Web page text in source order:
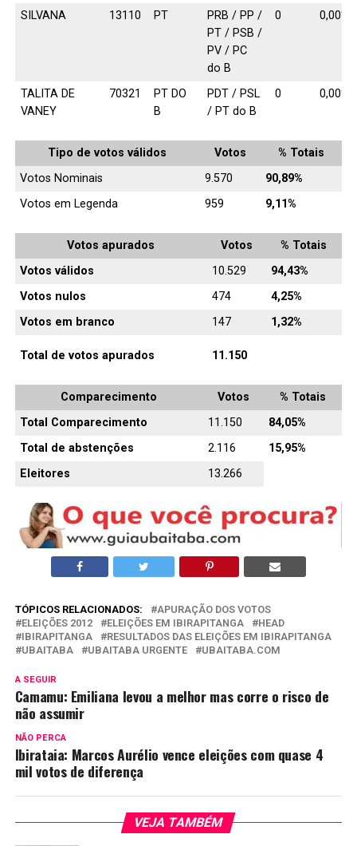
SILVANA 13110 PT
PRB / PP /
PT / PSB /
PV / PC
do B
0 0,00%
TALITA DE
VANEY
70321
PT DO
B
PDT / PSL
/ PT do B
0 0,00%
Tipo de votos válidos Votos
% Totais
Votos Nominais
9.570
90,89%
Votos em Legenda
959 9,11%
Votos apurados Votos % Totais
Total de votos apurados 11.150
Votos válidos 10.529
94,43%
Votos nulos
474
4,25%
Votos em branco
147 1,32%
Comparecimento Votos
% Totais
Total Comparecimento
11.150
84,05%
Total de abstenções
2.116
15,95%
Eleitores
13.266
TÓPICOS RELACIONADOS:
APURAÇÃO DOS VOTOS
ELEIÇÕES 2012
ELEIÇÕES EM IBIRAPITANGA
HEAD
IBIRAPITANGA
RESULTADOS DAS ELEIÇÕES EM IBIRAPITANGA
UBAITABA
UBAITABA URGENTE UBAITABA.COM
A SEGUIR
Camamu: Emiliana levou a melhor mas corre o risco de
não assumir
NÃO PERCA
Ibirataia: Marcos Aurélio vence eleições com quase 4
mil votos de diferença
VEJA TAMBÉM